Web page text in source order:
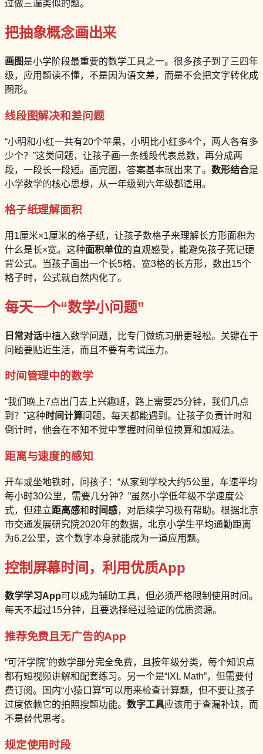
过做三遍类似的题。
把抽象概念画出来
画图是小学阶段最重要的数学工具之一。很多孩子到了三四年
级，应用题读不懂，不是因为语文差，而是不会把文字转化成
图形。
线段图解决和差问题
“小明和小红一共有20个苹果，小明比小红多4个，两人各有多
少个？”这类问题，让孩子画一条线段代表总数，再分成两
段，一段长一段短。画完图，答案基本就出来了。 数形结合是
小学数学的核心思想，从一年级到六年级都适用。
格子纸理解面积
用1厘米×1厘米的格子纸，让孩子数格子来理解长方形面积为
什么是长×宽。这种面积单位的直观感受，能避免孩子死记硬
背公式。当孩子画出一个长5格、宽3格的长方形，数出15个
格子时，公式就自然内化了。
每天一个“数学小问题”
日常对话中植入数学问题，比专门做练习册更轻松。关键在于
问题要贴近生活，而且不要有考试压力。
时间管理中的数学
“我们晚上7点出门去上兴趣班，路上需要25分钟，我们几点
到？”这种 时间计算问题，每天都能遇到。让孩子负责计时和
倒计时，他会在不知不觉中掌握时间单位换算和加减法。
距离与速度的感知
开车或坐地铁时，问孩子：“从家到学校大约5公里，车速平均
每小时30公里，需要几分钟？”虽然小学低年级不学速度公
式，但建立距离感和 时间感，对后续学习极有帮助。根据北京
市交通发展研究院2020年的数据，北京小学生平均通勤距离
为6.2公里，这个数字本身就能成为一道应用题。
控制屏幕时间，利用优质App
数学学习App可以成为辅助工具，但必须严格限制使用时间。
每天不超过15分钟，且要选择经过验证的优质资源。
推荐免费且无广告的App
“可汗学院”的数学部分完全免费，且按年级分类，每个知识点
都有短视频讲解和配套练习。另一个是“IXL Math”，但需要付
费订阅。国内“小猿口算”可以用来检查计算题，但不要让孩子
过度依赖它的拍照搜题功能。 数字工具应该用于查漏补缺，而
不是替代思考。
规定使用时段